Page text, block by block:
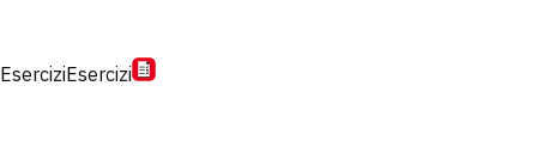
EserciziEsercizi